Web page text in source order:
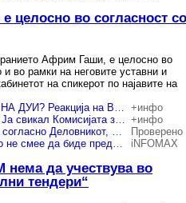
целосно во согласност со
Африм Гаши, е целосно во
во рамки на неговите уставни и
на спикерот по најавите на
ДАЛИ СДСМ СТАНУВА ВТОРОТО ЛИЦЕ НА ДУИ? Реакција на Вреди на опструкциите во Собранието +инфо
ГАШИ НЕ ГО ПРЕКРШИЛ ДЕЛОВНИКОТ Ја свикал Комисијата за финансирање за да се испочитуваат роковите +инфо
Претседателот на Собранието постапува согласно Деловникот, велат од неговиот Кабинет
Проверено
Кабинет на Гаши до Филипче: Собранието не смее да биде предмет на дневно-политички конструкции
iNFOMAX
да учествува во
тендери“